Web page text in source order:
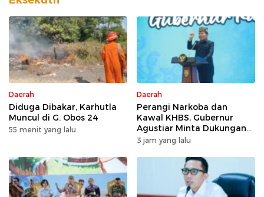
Daerah
Diduga Dibakar, Karhutla
Muncul di G. Obos 24
55 menit yang lalu
Daerah
Perangi Narkoba dan
Kawal KHBS, Gubernur
Agustiar Minta Dukungan
Desa dan Kelurahan
3 jam yang lalu